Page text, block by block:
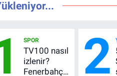
SPOR
TV100 nasıl
izlenir?
Fenerbahçe-
2